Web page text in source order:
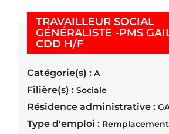
TRAVAILLEUR SOCIAL
GÉNÉRALISTE -PMS
CDD H/F(Nouvelle
Catégorie(s) : A
Filière(s) : Sociale
Résidence administrative :
Type d'emploi :